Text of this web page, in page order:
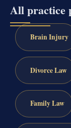
All practice
Brain Injury
Divorce Law
Family Law